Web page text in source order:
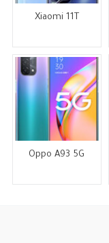
Xiaomi 11T
Oppo A93 5G